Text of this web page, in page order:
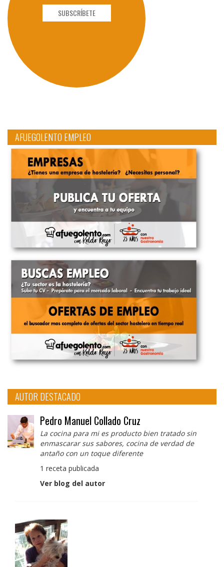
SUBSCRÍBETE
AFUEGOLENTO EMPLEO
AUTOR DESTACADO
Pedro Manuel Collado Cruz
La cocina para mi es producto bien tratado sin
enmascarar sus sabores, cocina de verdad de
antaño con un toque diferente
1 receta publicada
Ver blog del autor